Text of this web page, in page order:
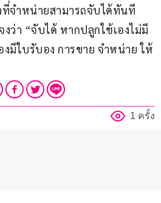
ที่จำหน่ายสามารถจับได้ทันที
ว่า “จับได้ หากปลูกใช้เองไม่มี
มีใบรับอง การขาย จำหน่าย ให้
1 ครั้ง